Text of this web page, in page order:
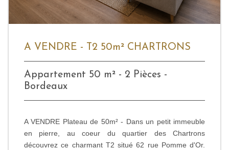
A VENDRE - T2 50m² CHARTRONS
Appartement 50 m² - 2 Pièces -
Bordeaux
A VENDRE Plateau de 50m² - Dans un petit immeuble
en pierre, au coeur du quartier des Chartrons
découvrez ce charmant T2 situé 62 rue Pomme d'Or.